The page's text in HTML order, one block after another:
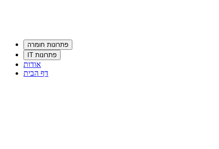
פתרונות חומרה
פתרונות IT
אודות
דף הבית